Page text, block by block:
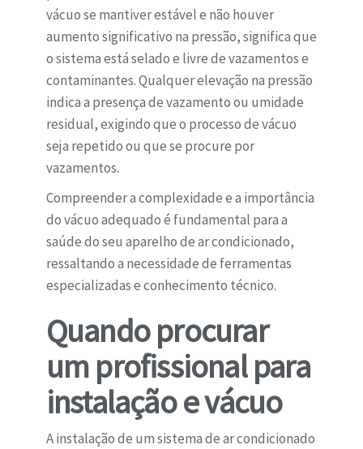
vácuo se mantiver estável e não houver
aumento significativo na pressão, significa que
o sistema está selado e livre de vazamentos e
contaminantes. Qualquer elevação na pressão
indica a presença de vazamento ou umidade
residual, exigindo que o processo de vácuo
seja repetido ou que se procure por
vazamentos.
Compreender a complexidade e a importância
do vácuo adequado é fundamental para a
saúde do seu aparelho de ar condicionado,
ressaltando a necessidade de ferramentas
especializadas e conhecimento técnico.
Quando procurar
um profissional para
instalação e vácuo
A instalação de um sistema de ar condicionado